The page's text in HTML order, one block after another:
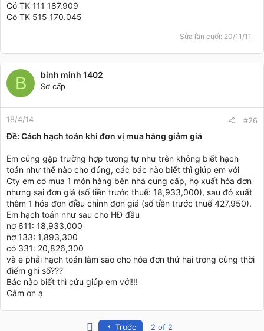
Có TK 111 187.909
Có TK 515 170.045
Sửa lần cuối: 20/11/11
B binh minh 1402
Sơ cấp
18/4/14 #26
Ðề: Cách hạch toán khi đơn vị mua hàng giảm giá
Em cũng gặp trường hợp tương tự như trên không biết hạch
toán như thế nào cho đúng, các bác nào biết thì giúp em với
Cty em có mua 1 món hàng bên nhà cung cấp, họ xuất hóa đơn
nhưng sai đơn giá (số tiền trước thuế: 18,933,000), sau đó xuất
thêm 1 hóa đơn điều chỉnh đơn giá (số tiền trước thuế 427,950).
Em hạch toán như sau cho HĐ đầu
nợ 611: 18,933,000
nợ 133: 1,893,300
có 331: 20,826,300
và e phải hạch toán làm sao cho hóa đơn thứ hai trong cùng thời
điểm ghi sổ???
Bác nào biết thì cứu giúp em với!!!
Cảm ơn ạ
First Trước 2 of 2